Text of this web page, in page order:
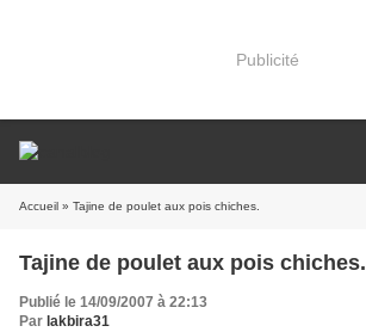
Publicité
Accueil » Tajine de poulet aux pois chiches.
Tajine de poulet aux pois chiches.
Publié le 14/09/2007 à 22:13
Par lakbira31